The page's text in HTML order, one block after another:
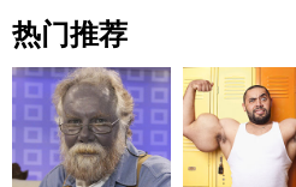
热门推荐